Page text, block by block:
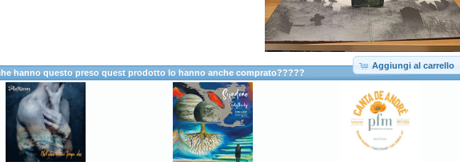
Aggiungi al carrello
hanno questo preso quest prodotto lo hanno anche comprato?????